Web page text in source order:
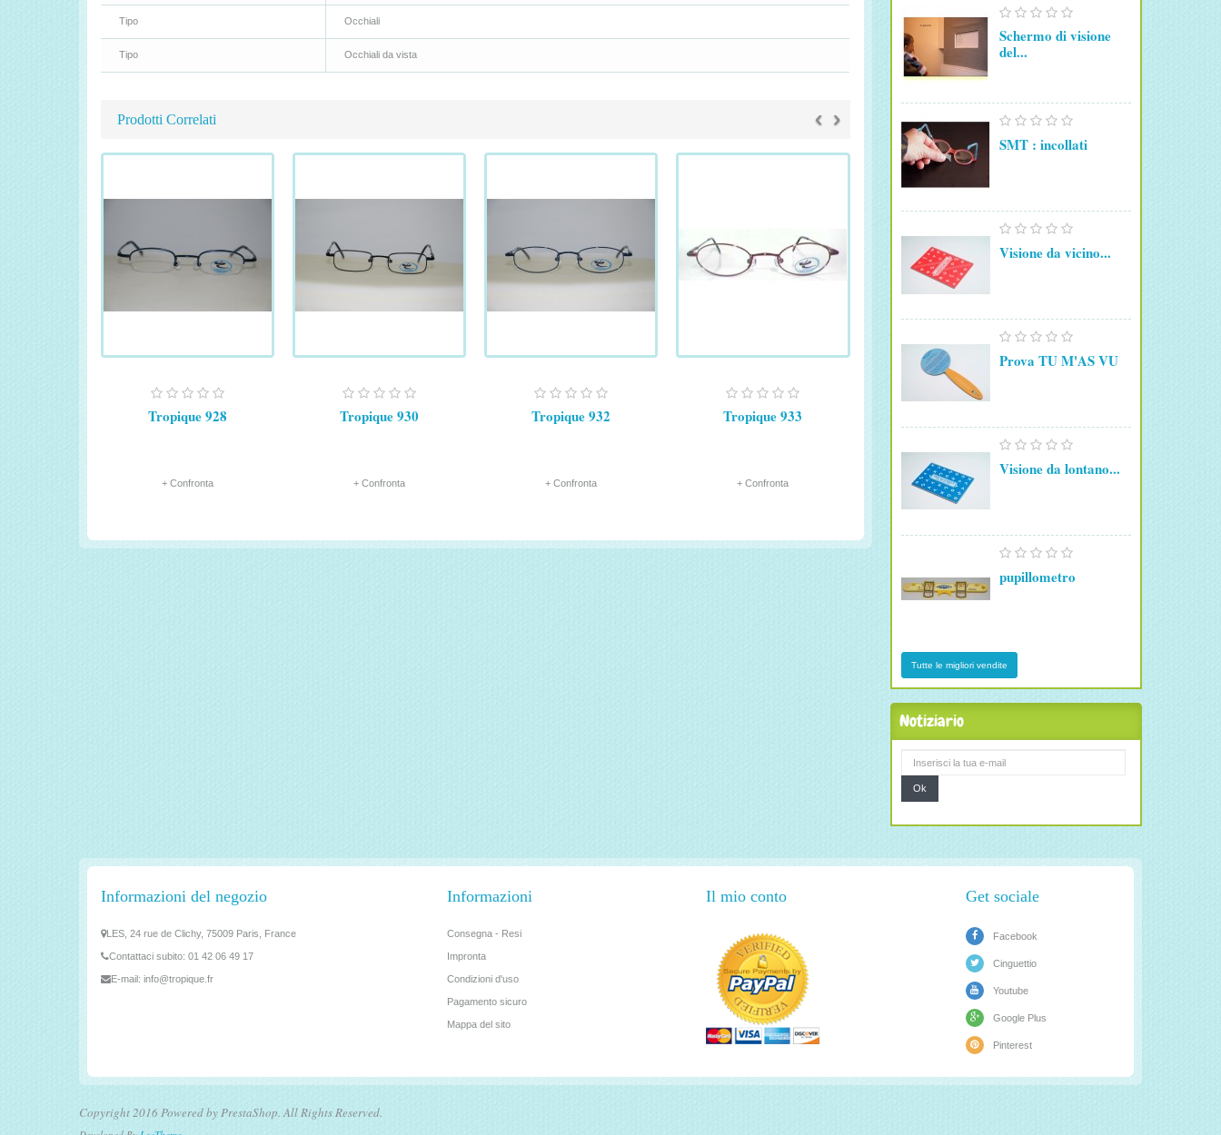
Tipo Occhiali
Tipo Occhiali da vista
Prodotti Correlati ‹ ›
Tropique 928
+ Confronta
Tropique 930
+ Confronta
Tropique 932
+ Confronta
Tropique 933
+ Confronta
Schermo di visione
del...
SMT : incollati
Visione da vicino...
Prova TU M'AS VU
Visione da lontano...
pupillometro
Tutte le migliori vendite
Notiziario
Ok
Informazioni del negozio
LES, 24 rue de Clichy, 75009 Paris, France
Contattaci subito: 01 42 06 49 17
E-mail: info@tropique.fr
Informazioni
Consegna - Resi
Impronta
Condizioni d'uso
Pagamento sicuro
Mappa del sito
Il mio conto Get sociale
Facebook
Cinguettio
Youtube
Google Plus
Pinterest
Copyright 2016 Powered by PrestaShop. All Rights Reserved.